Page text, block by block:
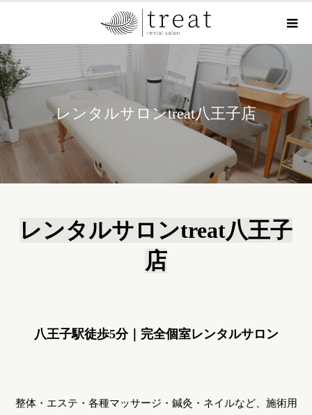
レンタルサロンtreat八王子店
レンタルサロンtreat八王子
店
八王子駅徒歩5分｜完全個室レンタルサロン
整体・エステ・各種マッサージ・鍼灸・ネイルなど、施術用